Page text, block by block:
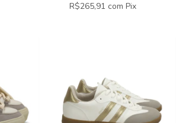
R$265,91 com Pix